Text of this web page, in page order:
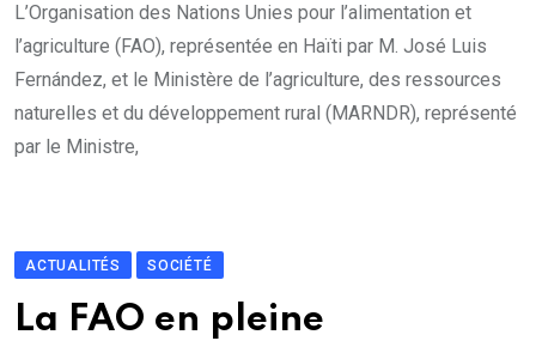
L’Organisation des Nations Unies pour l’alimentation et
l’agriculture (FAO), représentée en Haïti par M. José Luis
Fernández, et le Ministère de l’agriculture, des ressources
naturelles et du développement rural (MARNDR), représenté
par le Ministre,
ACTUALITÉS SOCIÉTÉ
La FAO en pleine